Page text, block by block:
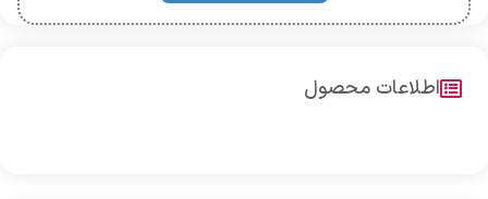
اطلاعات محصول